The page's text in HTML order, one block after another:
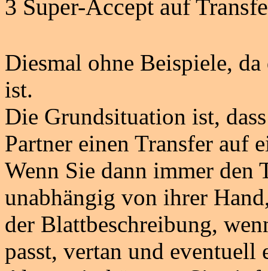
3 Super-Accept auf
Diesmal ohne Beispiele,
ist.
Die Grundsituation ist,
Partner einen Transfer auf
Wenn Sie dann immer den
unabhängig von ihrer
der Blattbeschreibung,
passt, vertan und